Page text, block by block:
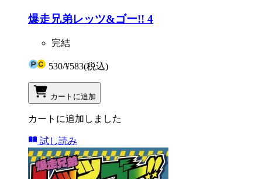
爆走兄弟レッツ&ゴー!! 4
完結
530/¥583(税込)
カートに追加
カートに追加しました
試し読み